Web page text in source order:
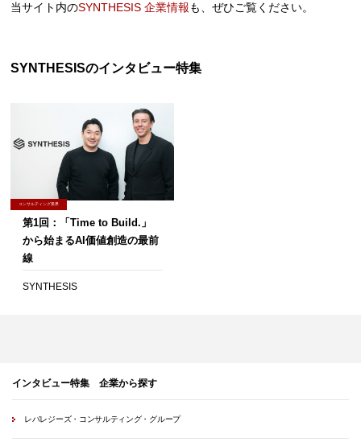
当サイト内のSYNTHESIS 企業情報も、ぜひご覧ください。
SYNTHESISのインタビュー特集
コンサルティング業界
第1回：「Time to Build.」
から始まるAI価値創造の最前
線
SYNTHESIS
インタビュー特集 企業から探す
レバレジーズ・コンサルティング・グループ